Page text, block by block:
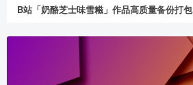
B站「奶酪芝士味雪糍」作品高质量备份打包